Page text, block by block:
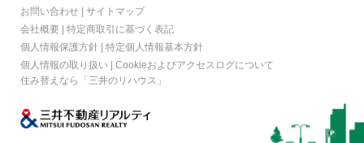
お問い合わせ | サイトマップ
会社概要 | 特定商取引に基づく表記
個人情報保護方針 | 特定個人情報基本方針
個人情報の取り扱い | Cookieおよびアクセスログについて
住み替えなら
「三井のリハウス」